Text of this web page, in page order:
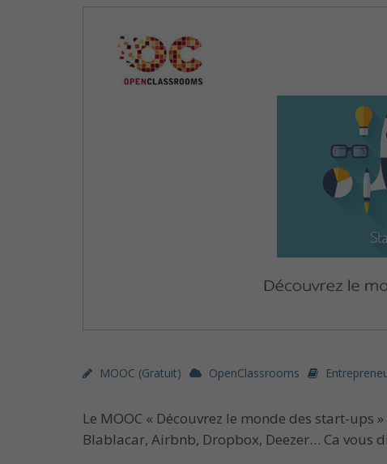
MOOC (gratuit) OpenClassrooms
Le MOOC « Découvrez le monde des start-
Blablacar, Airbnb, Dropbox, Deezer… Ca vous